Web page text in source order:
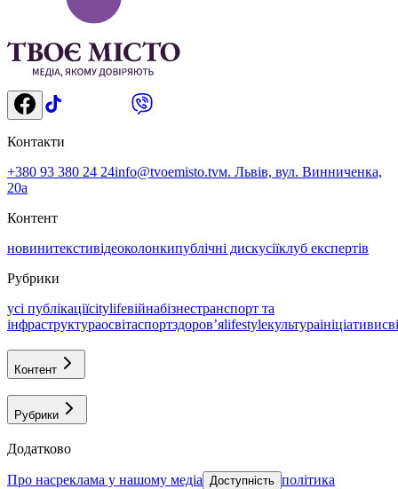
Контакти
+380 93 380 24 24info@tvoemisto.tvм. Львів, вул. Винниченка,
20а
Контент
новинитекстивідеоколонкипублічні дискусіїклуб експертів
Рубрики
усі публікаціїcitylifeвійнабізнестранспорт та
інфраструктураосвітаспортздоровʼяlifestyleкультураініціативи
Контент
Рубрики
Додатково
про насреклама у нашому медіа Доступність політика